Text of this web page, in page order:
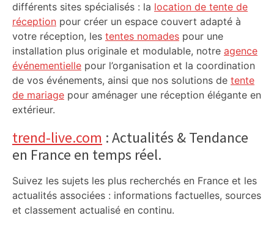
différents sites spécialisés : la location de tente de
réception pour créer un espace couvert adapté à
votre réception, les tentes nomades pour une
installation plus originale et modulable, notre agence
événementielle pour l’organisation et la coordination
de vos événements, ainsi que nos solutions de tente
de mariage pour aménager une réception élégante en
extérieur.
trend-live.com : Actualités & Tendance
en France en temps réel.
Suivez les sujets les plus recherchés en France et les
actualités associées : informations factuelles, sources
et classement actualisé en continu.